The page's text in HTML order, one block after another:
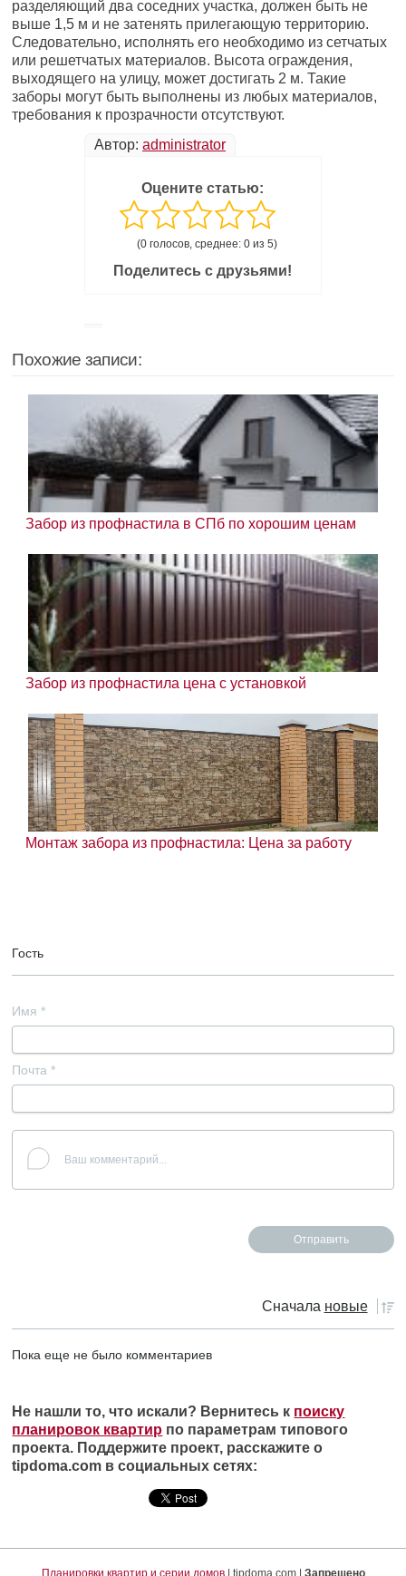
разделяющий два соседних участка, должен быть не
выше 1,5 м и не затенять прилегающую территорию.
Следовательно, исполнять его необходимо из сетчатых
или решетчатых материалов. Высота ограждения,
выходящего на улицу, может достигать 2 м. Такие
заборы могут быть выполнены из любых материалов,
требования к прозрачности отсутствуют.
Автор: administrator
Оцените статью:
(0 голосов, среднее: 0 из 5)
Поделитесь с друзьями!
Похожие записи:
Забор из профнастила в СПб по хорошим ценам
Забор из профнастила цена с установкой
Монтаж забора из профнастила: Цена за работу
Гость
Имя *
Почта *
Сначала новые
Пока еще не было комментариев
Не нашли то, что искали? Вернитесь к поиску
планировок квартир по параметрам типового
проекта. Поддержите проект, расскажите о
tipdoma.com в социальных сетях: